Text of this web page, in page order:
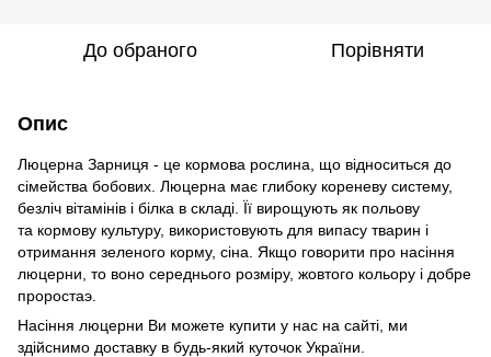
До обраного Порівняти
Опис
Люцерна Зарниця - це кормова рослина, що відноситься до
сімейства бобових. Люцерна має глибоку кореневу систему,
безліч вітамінів і білка в складі. Її вирощують як польову
та кормову культуру, використовують для випасу тварин і
отримання зеленого корму, сіна. Якщо говорити про насіння
люцерни, то воно середнього розміру, жовтого кольору і добре
проростаэ.
Насіння люцерни Ви можете купити у нас на сайті, ми
здійснимо доставку в будь-який куточок України.